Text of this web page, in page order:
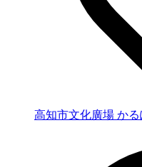
高知市文化廣場 か